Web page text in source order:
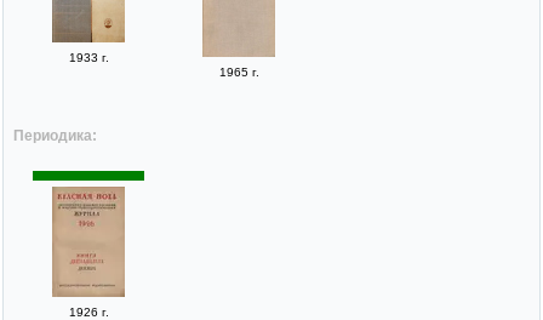
1933 г.
1965 г.
Периодика:
1926 г.